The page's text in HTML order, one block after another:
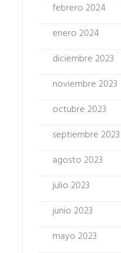
febrero 2024
enero 2024
diciembre 2023
noviembre 2023
octubre 2023
septiembre 2023
agosto 2023
julio 2023
junio 2023
mayo 2023